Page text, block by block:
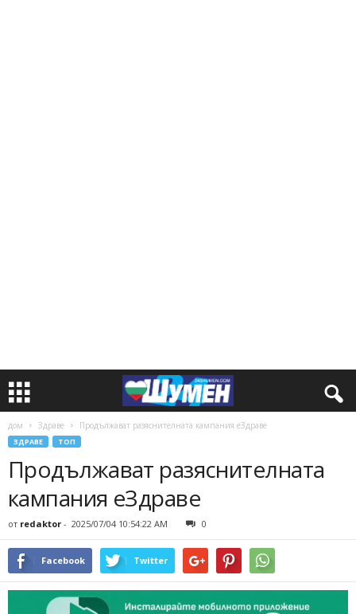
дом Здраве Продължават разяснителната кампания еЗдраве
ЗДРАВЕ ТОП
Продължават разяснителната
кампания еЗдраве
от redaktor - 2025/07/04 10:54:22 AM 0
Facebook Twitter